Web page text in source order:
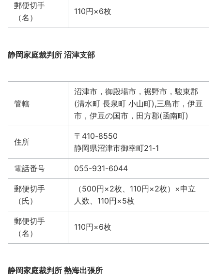
郵便切手
（名）
110円×6枚
静岡家庭裁判所 沼津支部
管轄
沼津市，御殿場市，裾野市，駿東郡
(清水町 長泉町 小山町),三島市，伊豆
市，伊豆の国市，田方郡(函南町)
住所
〒410-8550
静岡県沼津市御幸町21-1
電話番号 055-931-6044
郵便切手
（氏）
（500円×2枚、110円×2枚）×申立
人数、110円×5枚
郵便切手
（名）
110円×6枚
静岡家庭裁判所 熱海出張所